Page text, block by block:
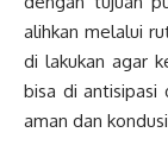
alihkan melalui
di lakukan agar
bisa di antisipasi
aman dan